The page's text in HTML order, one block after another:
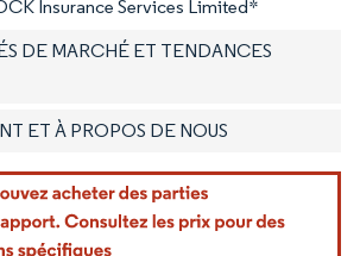
Insurance Services Limited*
DE MARCHÉ ET TENDANCES
ET À PROPOS DE NOUS